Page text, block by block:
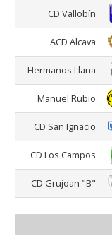
CD Vallobín
ACD Alcava
Hermanos Llana
Manuel Rubio
CD San Ignacio
CD Los Campos
CD Grujoan "B"